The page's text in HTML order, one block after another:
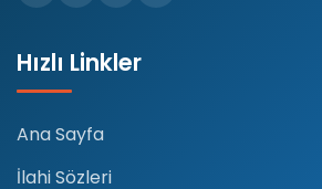
Hızlı Linkler
Ana Sayfa
İlahi Sözleri